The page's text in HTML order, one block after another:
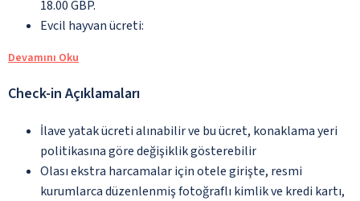
18.00 GBP.
Evcil hayvan ücreti:
Devamını Oku
Check-in Açıklamaları
İlave yatak ücreti alınabilir ve bu ücret, konaklama yeri
politikasına göre değişiklik gösterebilir
Olası ekstra harcamalar için otele girişte, resmi
kurumlarca düzenlenmiş fotoğraflı kimlik ve kredi kartı,